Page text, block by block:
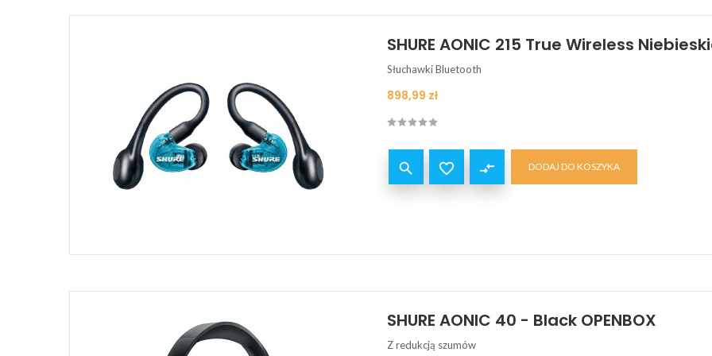
SHURE AONIC 215 True Wireless
Słuchawki Bluetooth
Cena
898,99 zł
  compare_arrows DODAJ DO KOSZYKA
SHURE AONIC 40 - Black OPENBOX
Z redukcją szumów